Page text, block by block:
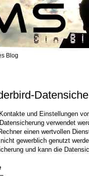
Blog
und Einstellungen
verwendet
einen wertvollen
gewerblich genutzt
und kann die